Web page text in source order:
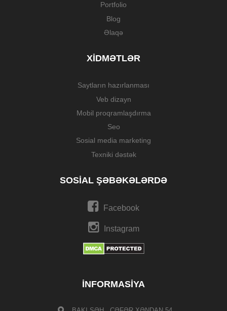
Portfolio
Blog
Əlaqə
XIDMƏTLƏR
Saytların hazırlanması
Veb dizayn
Mobil proqramlaşdırma
Seo
Sosial media marketing
Texniki dəstək
SOSIAL ŞƏBƏKƏLƏRDƏ
Facebook
Instagram
İNFORMASIYA